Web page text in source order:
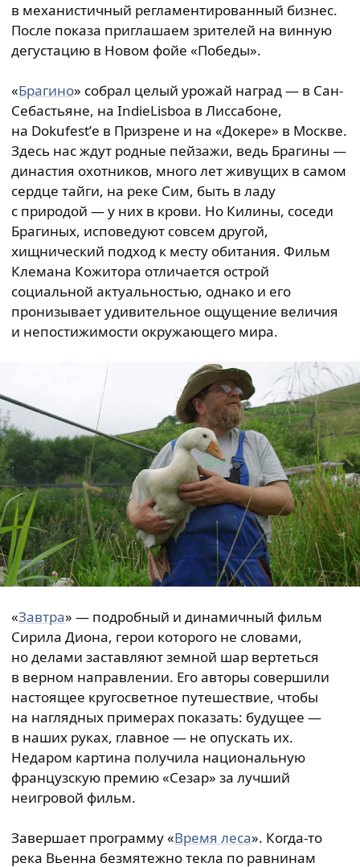
в механистичный регламентированный бизнес.
После показа приглашаем зрителей на винную
дегустацию в Новом фойе «Победы».
«Брагино» собрал целый урожай наград — в Сан-
Себастьяне, на IndieLisboa в Лиссабоне,
на Dokufest’е в Призрене и на «Докере» в Москве.
Здесь нас ждут родные пейзажи, ведь Брагины —
династия охотников, много лет живущих в самом
сердце тайги, на реке Сим, быть в ладу
с природой — у них в крови. Но Килины, соседи
Брагиных, исповедуют совсем другой,
хищнический подход к месту обитания. Фильм
Клемана Кожитора отличается острой
социальной актуальностью, однако и его
пронизывает удивительное ощущение величия
и непостижимости окружающего мира.
«Завтра» — подробный и динамичный фильм
Сирила Диона, герои которого не словами,
но делами заставляют земной шар вертеться
в верном направлении. Его авторы совершили
настоящее кругосветное путешествие, чтобы
на наглядных примерах показать: будущее —
в наших руках, главное — не опускать их.
Недаром картина получила национальную
французскую премию «Сезар» за лучший
неигровой фильм.
Завершает программу «Время леса». Когда-то
река Вьенна безмятежно текла по равнинам